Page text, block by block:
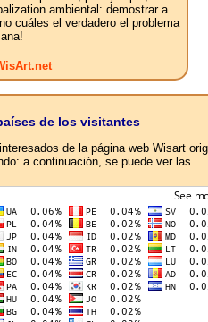
ambiental: demostrar a
cuáles el verdadero el problema
de los visitantes
​​de la página web Wisart
a continuación, se puede ver las